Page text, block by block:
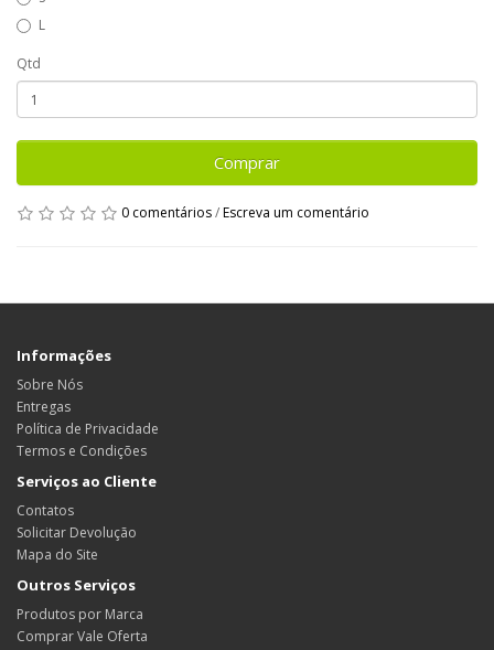
L
Qtd
Comprar
0 comentários/Escreva um comentário
Informações
Sobre Nós
Entregas
Política de Privacidade
Termos e Condições
Serviços ao Cliente
Contatos
Solicitar Devolução
Mapa do Site
Outros Serviços
Produtos por Marca
Comprar Vale Oferta